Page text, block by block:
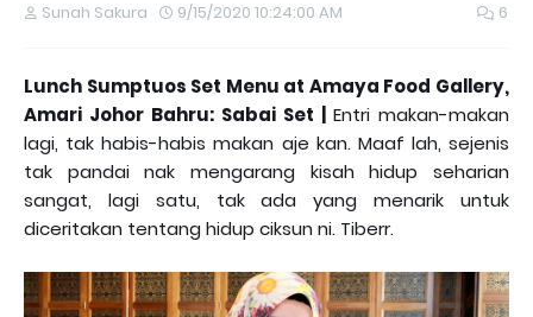
Sunah Sakura 9/15/2020 10:24:00 AM 6
Lunch Sumptuos Set Menu at Amaya Food Gallery,
Amari Johor Bahru: Sabai Set | Entri makan-makan
lagi, tak habis-habis makan aje kan. Maaf lah, sejenis
tak pandai nak mengarang kisah hidup seharian
sangat, lagi satu, tak ada yang menarik untuk
diceritakan tentang hidup ciksun ni. Tiberr.